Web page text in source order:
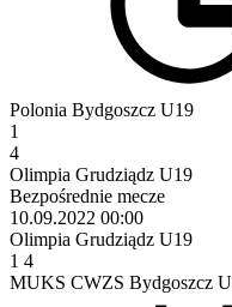
Polonia Bydgoszcz U19
1
4
Olimpia Grudziądz U19
Bezpośrednie mecze
10.09.2022 00:00
Olimpia Grudziądz U19
1 4
MUKS CWZS Bydgoszcz